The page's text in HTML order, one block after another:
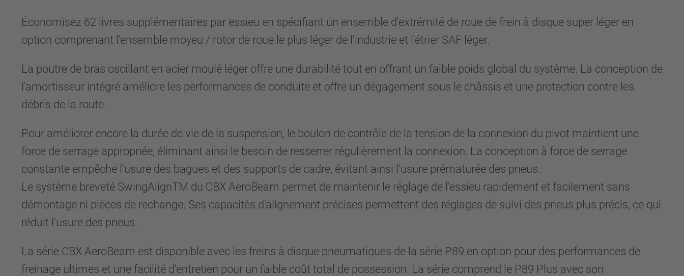
Économisez 62 livres supplémentaires par essieu en spécifiant un ensemble d'extrémité de roue de frein à disque super léger en
option comprenant l'ensemble moyeu / rotor de roue le plus léger de l'industrie et l'étrier SAF léger.
La poutre de bras oscillant en acier moulé léger offre une durabilité tout en offrant un faible poids global du système. La conception de
l'amortisseur intégré améliore les performances de conduite et offre un dégagement sous le châssis et une protection contre les
débris de la route.
Pour améliorer encore la durée de vie de la suspension, le boulon de contrôle de la tension de la connexion du pivot maintient une
force de serrage appropriée, éliminant ainsi le besoin de resserrer régulièrement la connexion. La conception à force de serrage
constante empêche l'usure des bagues et des supports de cadre, évitant ainsi l'usure prématurée des pneus.
Le système breveté SwingAlignTM du CBX AeroBeam permet de maintenir le réglage de l'essieu rapidement et facilement sans
démontage ni pièces de rechange. Ses capacités d'alignement précises permettent des réglages de suivi des pneus plus précis, ce qui
réduit l'usure des pneus.
La série CBX AeroBeam est disponible avec les freins à disque pneumatiques de la série P89 en option pour des performances de
freinage ultimes et une facilité d'entretien pour un faible coût total de possession. La série comprend le P89 Plus avec son